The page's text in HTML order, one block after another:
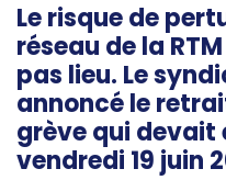
Le risque de
réseau de la
pas lieu. Le
annoncé le
grève qui devait
vendredi 19 juin